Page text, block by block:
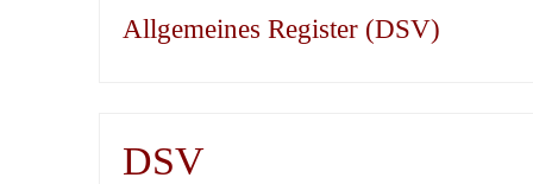
Allgemeines Register (DSV)
DSV